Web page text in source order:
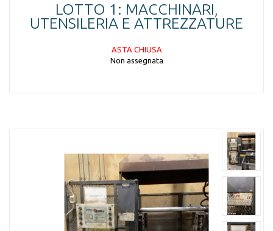
LOTTO 1: MACCHINARI,
UTENSILERIA E ATTREZZATURE
ASTA CHIUSA
Non assegnata